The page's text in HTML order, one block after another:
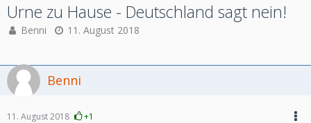
Urne zu Hause - Deutschland sagt nein!
Benni 11. August 2018
Benni
11. August 2018 +1